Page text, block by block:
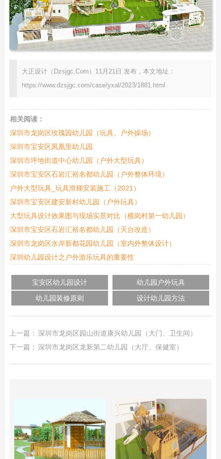
大正设计（Dzsjgc.Com）11月21日 发布，本文地址：
https://www.dzsjgc.com/case/yxal/2023/1881.html
相关阅读：
深圳市龙岗区玫瑰园幼儿园（玩具、户外操场）
深圳市宝安区凤凰里幼儿园
深圳市坪地街道中心幼儿园（户外大型玩具）
深圳市宝安区石岩汇裕名都幼儿园（户外整体环境）
户外大型玩具_玩具滑梯安装施工（2021）
深圳市宝安区建安新村幼儿园（户外玩具）
大型玩具设计效果图与现场实景对比（横岗村第一幼儿园）
深圳市宝安区石岩汇裕名都幼儿园（天台改造）
深圳市龙岗区水岸新都花园幼儿园（室内外整体设计）
深圳幼儿园设计之户外游乐玩具的重要性
宝安区幼儿园设计
幼儿园户外玩具
幼儿园装修原则
设计幼儿园方法
上一篇： 深圳市龙岗区园山街道康兴幼儿园（大门、卫生间）
下一篇： 深圳市龙岗区龙新第二幼儿园（大厅、保健室）